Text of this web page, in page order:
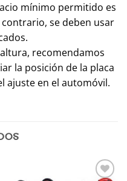
mínimo permitido es
se deben usar
recomendamos
la posición de la placa
ajuste en el automóvil.